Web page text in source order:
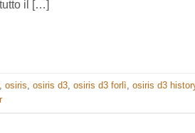
il […]
osiris osiris d3 osiris d3 forlì osiris d3